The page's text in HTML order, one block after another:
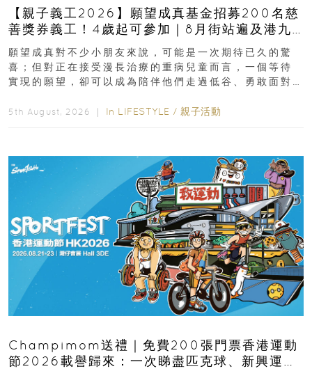
【親子義工2026】願望成真基金招募200名慈
善獎券義工！4歲起可參加｜8月街站遍及港九
新界
願望成真對不少小朋友來說，可能是一次期待已久的驚
喜；但對正在接受漫長治療的重病兒童而言，一個等待
實現的願望，卻可以成為陪伴他們走過低谷、勇敢面對
5th August, 2026 ｜ In LIFESTYLE / 親子活動
Champimom送禮｜免費200張門票香港運動
節2026載譽歸來：一次睇盡匹克球、新興運